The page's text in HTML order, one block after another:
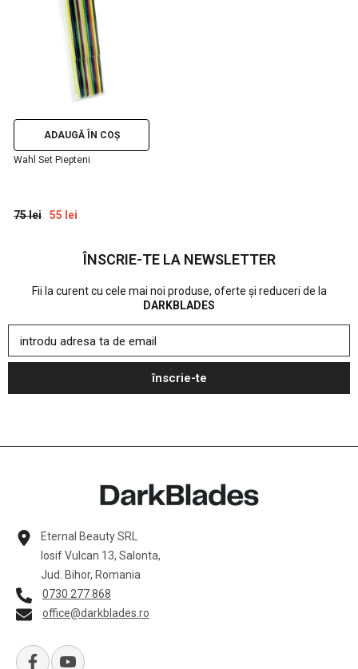
ADAUGĂ ÎN COȘ
Wahl Set Piepteni
75 lei 55 lei
ÎNSCRIE-TE LA NEWSLETTER
Fii la curent cu cele mai noi produse, oferte și reduceri de la
DARKBLADES
introdu adresa ta de email
înscrie-te
Eternal Beauty SRL
Iosif Vulcan 13, Salonta,
Jud. Bihor, Romania
0730 277 868
office@darkblades.ro